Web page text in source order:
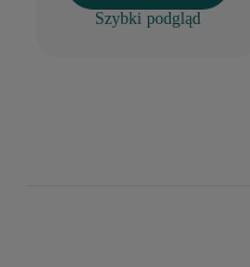
Szybki podgląd